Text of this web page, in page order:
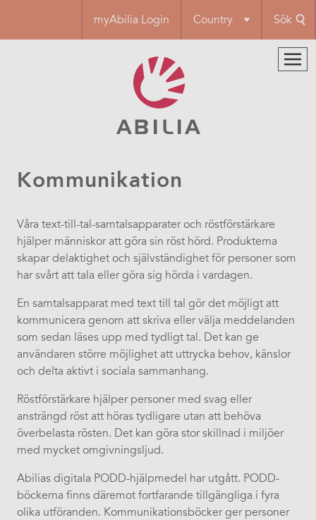
huvudinnehåll
myAbilia Login Country Sök
Kommunikation
Våra text-till-tal-samtalsapparater och röstförstärkare
hjälper människor att göra sin röst hörd. Produkterna
skapar delaktighet och självständighet för personer som
har svårt att tala eller göra sig hörda i vardagen.
En samtalsapparat med text till tal gör det möjligt att
kommunicera genom att skriva eller välja meddelanden
som sedan läses upp med tydligt tal. Det kan ge
användaren större möjlighet att uttrycka behov, känslor
och delta aktivt i sociala sammanhang.
Röstförstärkare hjälper personer med svag eller
ansträngd röst att höras tydligare utan att behöva
överbelasta rösten. Det kan göra stor skillnad i miljöer
med mycket omgivningsljud.
Abilias digitala PODD-hjälpmedel har utgått. PODD-
böckerna finns däremot fortfarande tillgängliga i fyra
olika utföranden. Kommunikationsböcker ger personer